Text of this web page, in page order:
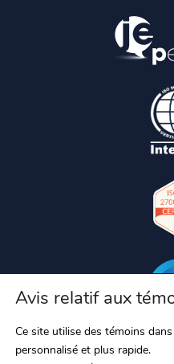
Avis relatif aux
Ce site utilise des témoins
personnalisé et plus rapide.